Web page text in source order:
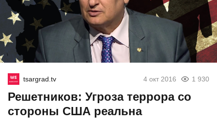
tsargrad.tv 4 окт 2016 1 930
Решетников: Угроза террора со
стороны США реальна